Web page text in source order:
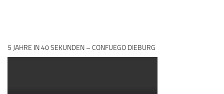
5 JAHRE IN 40 SEKUNDEN – CONFUEGO DIEBURG